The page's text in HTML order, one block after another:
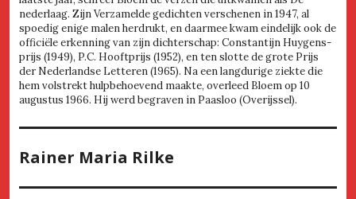
nederlaag. Zijn Verzamelde gedichten verschenen in 1947, al
spoedig enige malen herdrukt, en daarmee kwam eindelijk ook de
officiële erkenning van zijn dichterschap: Constantijn Huygens-
prijs (1949), P.C. Hooftprijs (1952), en ten slotte de grote Prijs
der Nederlandse Letteren (1965). Na een langdurige ziekte die
hem volstrekt hulpbehoevend maakte, overleed Bloem op 10
augustus 1966. Hij werd begraven in Paasloo (Overijssel).
Rainer Maria Rilke